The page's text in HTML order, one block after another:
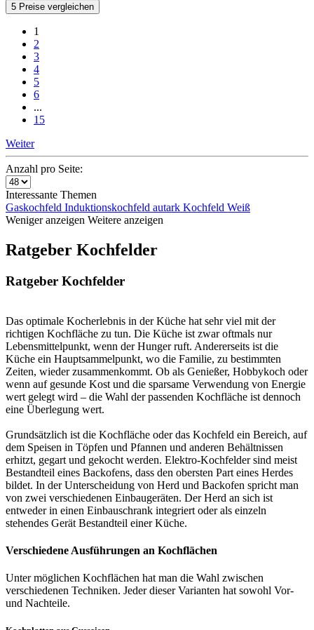
5 Preise vergleichen
1
2
3
4
5
6
...
15
Weiter
Anzahl pro Seite:
Interessante Themen
Gaskochfeld Induktionskochfeld autark Kochfeld Weiß
Weniger anzeigen Weitere anzeigen
Ratgeber Kochfelder
Ratgeber Kochfelder
Das optimale Kocherlebnis in der Küche hat sehr viel mit der
richtigen Kochfläche zu tun. Die Küche ist zwar oftmals nur
Lebensmittelpunkt, wenn der Hunger ruft. Andererseits ist die
Küche ein Hauptsammelpunkt, wo die Familie, zu bestimmten
Zeiten, wieder zusammenkommt. Ob als Genießer, Hobbykoch oder
wenn auf gesunde Kost und die sparsame Verwendung von Energie
wert gelegt wird – die Wahl der passenden Kochfläche ist dennoch
eine Überlegung wert.
Grundsätzlich ist die Kochfläche oder das Kochfeld ein Bereich, auf
dem Speisen in Töpfen und Pfannen und anderen Behältnissen
erhitzt, gegart und gekocht werden. Elektro-Kochfelder sind meist
Bestandteil eines Backofens, dass den obersten Part eines Herdes
bildet. In der Unterscheidung von Herd und Backofen spricht man
von zwei verschiedenen Einbaugeräten. Der Herd an sich ist
entweder in einen Einbauschrank integriert oder als einzeln
stehendes Gerät Bestandteil einer Küche.
Verschiedene Ausführungen an Kochflächen
Unter möglichen Kochflächen hat man die Wahl zwischen
verschiedenen Techniken. Jeder dieser Varianten hat sowohl Vor-
und Nachteile.